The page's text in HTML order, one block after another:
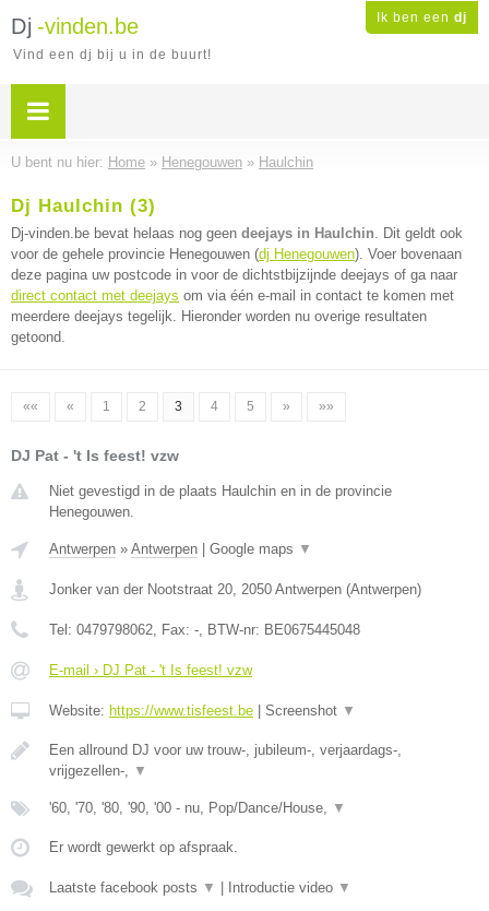
Ik ben een dj
Dj -vinden.be
Vind een dj bij u in de buurt!
U bent nu hier: Home » Henegouwen » Haulchin
Dj Haulchin (3)
Dj-vinden.be bevat helaas nog geen deejays in Haulchin. Dit geldt ook
voor de gehele provincie Henegouwen (dj Henegouwen). Voer bovenaan
deze pagina uw postcode in voor de dichtstbijzijnde deejays of ga naar
direct contact met deejays om via één e-mail in contact te komen met
meerdere deejays tegelijk. Hieronder worden nu overige resultaten
getoond.
«« « 1 2 3 4 5 » »»
DJ Pat - 't Is feest! vzw
Niet gevestigd in de plaats Haulchin en in de provincie
Henegouwen.
Antwerpen » Antwerpen Google maps ▼
Jonker van der Nootstraat 20, 2050 Antwerpen (Antwerpen)
Tel: 0479798062, Fax: -, BTW-nr: BE0675445048
E-mail › DJ Pat - 't Is feest! vzw
Website: https://www.tisfeest.be Screenshot ▼
Een allround DJ voor uw trouw-, jubileum-, verjaardags-,
vrijgezellen-, ▼
'60, '70, '80, '90, '00 - nu, Pop/Dance/House, ▼
Er wordt gewerkt op afspraak.
Laatste facebook posts ▼ Introductie video ▼